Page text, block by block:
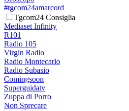
#tgcom24amarcord
Tgcom24 Consiglia
Mediaset Infinity
R101
Radio 105
Virgin Radio
Radio Montecarlo
Radio Subasio
Comingsoon
Superguidatv
Zuppa di Porro
Non Sprecare